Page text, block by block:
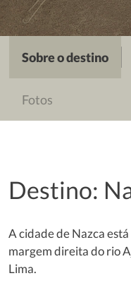
Sobre o destino
Fotos
Destino:
A cidade de Nazca
margem direita do rio
Lima.